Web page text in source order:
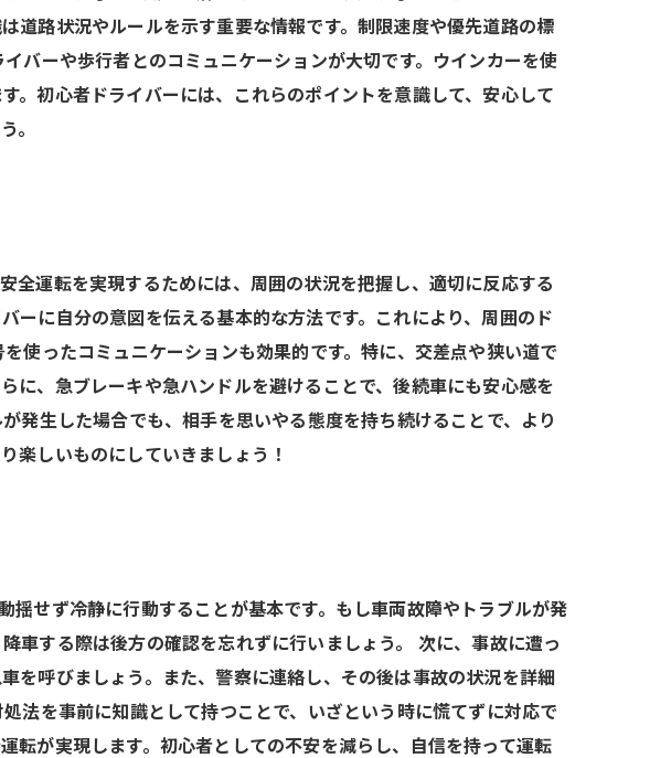
道路状況やルールを示す重要な情報です。制限速度や優先道路の標
バーや歩行者とのコミュニケーションが大切です。ウインカーを使
。初心者ドライバーには、これらのポイントを意識して、安心して
。
全運転を実現するためには、周囲の状況を把握し、適切に反応する
ーに自分の意図を伝える基本的な方法です。これにより、周囲のド
使ったコミュニケーションも効果的です。特に、交差点や狭い道で
に、急ブレーキや急ハンドルを避けることで、後続車にも安心感を
発生した場合でも、相手を思いやる態度を持ち続けることで、より
楽しいものにしていきましょう！
揺せず冷静に行動することが基本です。もし車両故障やトラブルが発
車する際は後方の確認を忘れずに行いましょう。 次に、事故に遭っ
を呼びましょう。また、警察に連絡し、その後は事故の状況を詳細
法を事前に知識として持つことで、いざという時に慌てずに対応で
転が実現します。初心者としての不安を減らし、自信を持って運転